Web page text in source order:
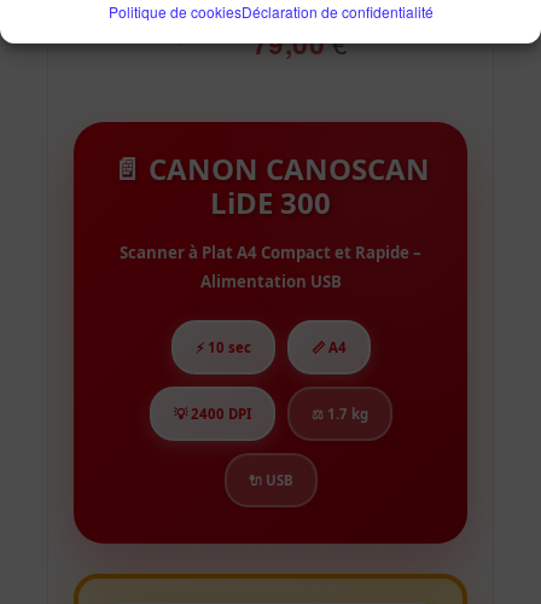
Politique de cookiesDéclaration de confidentialité
79,00€ Le prix actuel est :
📄 CANON CANOSCAN
LiDE 300
Scanner à Plat A4 Compact et Rapide –
Alimentation USB
⚡ 10 sec 📏 A4
💡 2400 DPI ⚖️ 1.7 kg
🔌 USB